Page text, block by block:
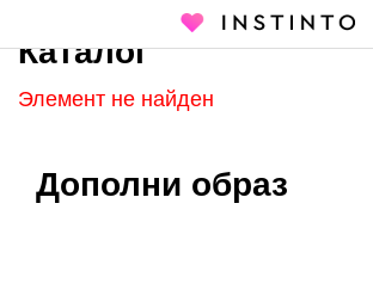
Каталог
Каталог
Элемент не найден
Дополни образ